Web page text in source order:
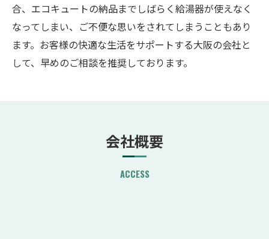
合、エコキュートの納品までしばらく給湯器が使えなく
なってしまい、ご不便な思いをされてしまうこともあり
ます。お客様の快適な生活をサポートする大阪の会社と
して、早めのご相談を推奨しております。
会社概要
ACCESS